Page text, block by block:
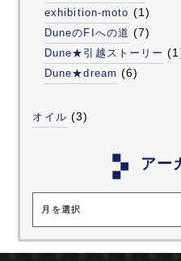
exhibition-moto (1)
DuneのFIへの道 (7)
Dune★引越ストーリー
Dune★dream (6)
オイル (3)
アー
月を選択